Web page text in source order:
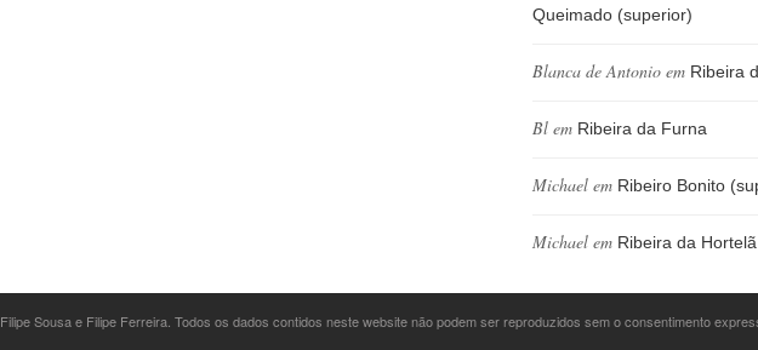
Queimado (superior)
Blanca de Antonio em Ribeira
Bl em Ribeira da Furna
Michael em Ribeiro Bonito
Michael em Ribeira da
Sousa e Filipe Ferreira. Todos os dados contidos neste website não podem ser reproduzidos sem o consentimento